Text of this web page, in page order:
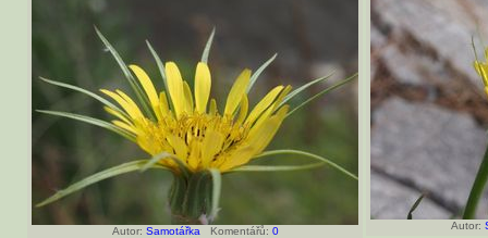
Autor: Samotářka Komentářů: 0 Autor: